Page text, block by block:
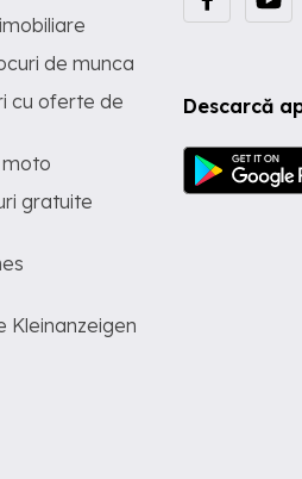
Descarcă
de munca
cu oferte de
moto
gratuite
Kleinanzeigen